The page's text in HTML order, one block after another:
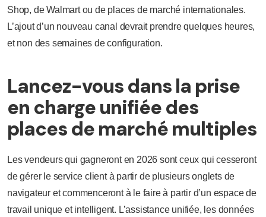
Shop, de Walmart ou de places de marché internationales.
L’ajout d’un nouveau canal devrait prendre quelques heures,
et non des semaines de configuration.
Lancez-vous dans la prise
en charge unifiée des
places de marché multiples
Les vendeurs qui gagneront en 2026 sont ceux qui cesseront
de gérer le service client à partir de plusieurs onglets de
navigateur et commenceront à le faire à partir d’un espace de
travail unique et intelligent. L’assistance unifiée, les données